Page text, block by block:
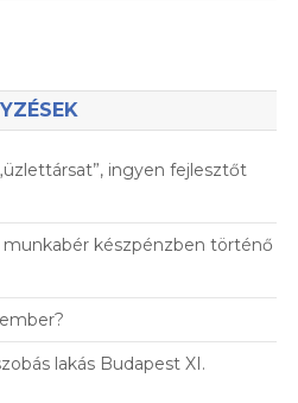
ingyen fejlesztőt
munkabér készpénzben történő
lakás Budapest XI.